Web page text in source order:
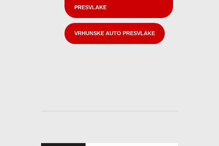
PRESVLAKE
VRHUNSKE AUTO PRESVLAKE